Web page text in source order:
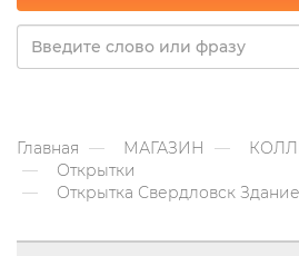
Главная МАГАЗИН
Открытки
Открытка Свердловск